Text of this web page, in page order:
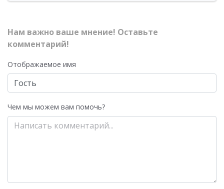
Нам важно ваше мнение! Оставьте
комментарий!
Отображаемое имя
Чем мы можем вам помочь?